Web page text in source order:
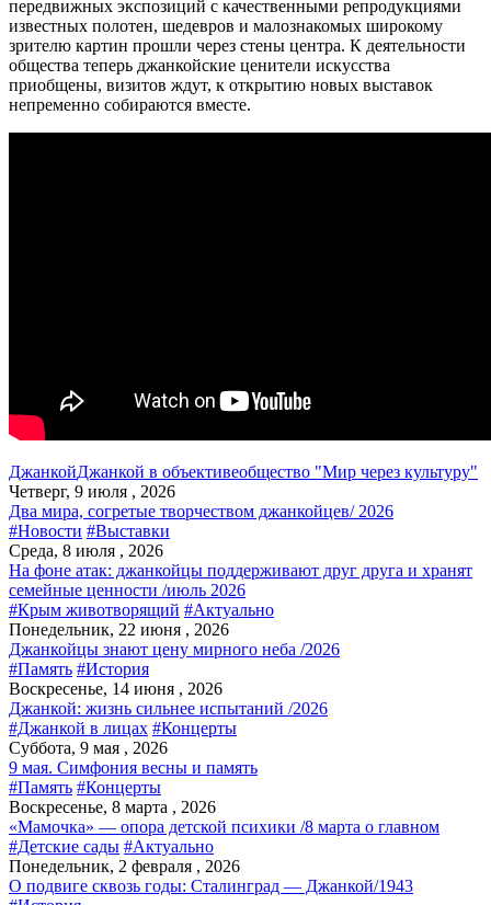
передвижных экспозиций с качественными репродукциями
известных полотен, шедевров и малознакомых широкому
зрителю картин прошли через стены центра. К деятельности
общества теперь джанкойские ценители искусства
приобщены, визитов ждут, к открытию новых выставок
непременно собираются вместе.
ДжанкойДжанкой в объективеобщество "Мир через культуру"
Четверг, 9 июля , 2026
Два мира, согретые творчеством джанкойцев/ 2026
#Новости #Выставки
Среда, 8 июля , 2026
На фоне атак: джанкойцы поддерживают друг друга и хранят
семейные ценности /июль 2026
#Крым животворящий #Актуально
Понедельник, 22 июня , 2026
Джанкойцы знают цену мирного неба /2026
#Память #История
Воскресенье, 14 июня , 2026
Джанкой: жизнь сильнее испытаний /2026
#Джанкой в лицах #Концерты
Суббота, 9 мая , 2026
9 мая. Симфония весны и память
#Память #Концерты
Воскресенье, 8 марта , 2026
«Мамочка» — опора детской психики /8 марта о главном
#Детские сады #Актуально
Понедельник, 2 февраля , 2026
О подвиге сквозь годы: Сталинград — Джанкой/1943